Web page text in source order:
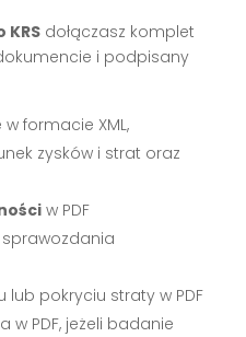
KRS dołączasz komplet
i podpisany
formacie XML,
zysków i strat oraz
w PDF
sprawozdania
lub pokryciu straty w PDF
w PDF, jeżeli badanie